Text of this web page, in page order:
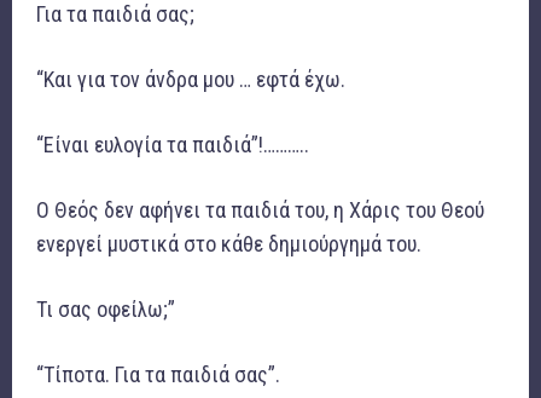
Για τα παιδιά σας;
“Και για τον άνδρα μου … εφτά έχω.
“Είναι ευλογία τα παιδιά”!………..
Ο Θεός δεν αφήνει τα παιδιά του, η Χάρις του Θεού
ενεργεί μυστικά στο κάθε δημιούργημά του.
Τι σας οφείλω;”
“Τίποτα. Για τα παιδιά σας”.